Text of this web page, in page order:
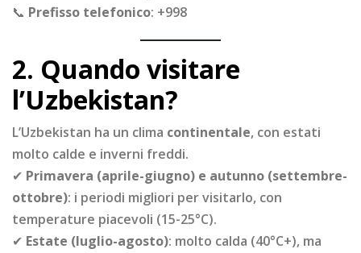
📞 Prefisso telefonico: +998
2. Quando visitare
l’Uzbekistan?
L’Uzbekistan ha un clima continentale, con estati
molto calde e inverni freddi.
✔ Primavera (aprile-giugno) e autunno (settembre-
ottobre): i periodi migliori per visitarlo, con
temperature piacevoli (15-25°C).
✔ Estate (luglio-agosto): molto calda (40°C+), ma